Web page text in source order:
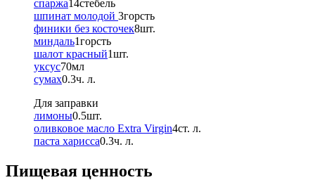
спаржа14стебель
шпинат молодой 3горсть
финики без косточек8шт.
миндаль1горсть
шалот красный1шт.
уксус70мл
сумах0.3ч. л.
Для заправки
лимоны0.5шт.
оливковое масло Extra Virgin4ст. л.
паста харисса0.3ч. л.
Пищевая ценность